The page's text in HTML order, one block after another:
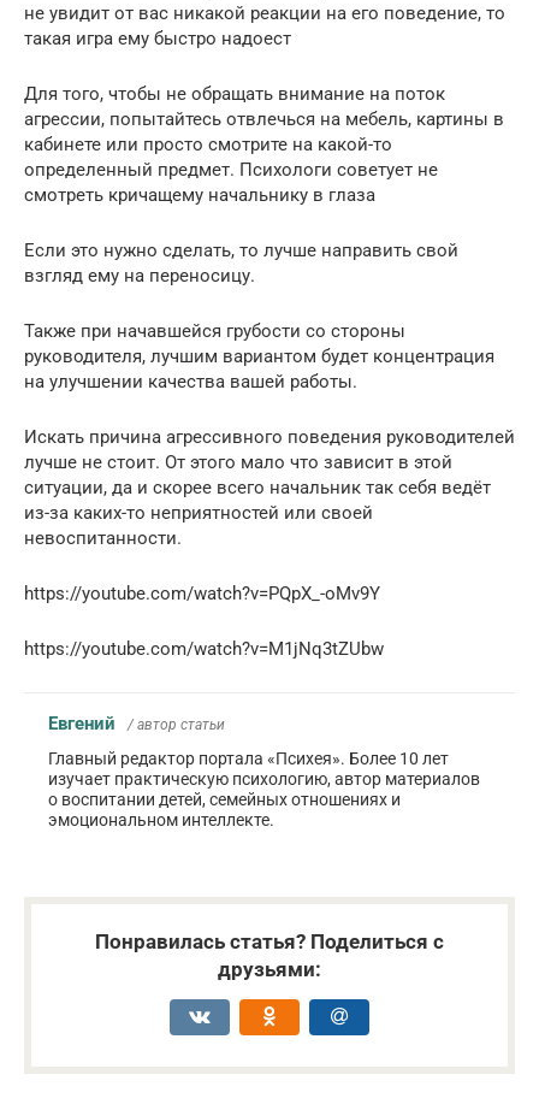
не увидит от вас никакой реакции на его поведение, то
такая игра ему быстро надоест
Для того, чтобы не обращать внимание на поток
агрессии, попытайтесь отвлечься на мебель, картины в
кабинете или просто смотрите на какой-то
определенный предмет. Психологи советует не
смотреть кричащему начальнику в глаза
Если это нужно сделать, то лучше направить свой
взгляд ему на переносицу.
Также при начавшейся грубости со стороны
руководителя, лучшим вариантом будет концентрация
на улучшении качества вашей работы.
Искать причина агрессивного поведения руководителей
лучше не стоит. От этого мало что зависит в этой
ситуации, да и скорее всего начальник так себя ведёт
из-за каких-то неприятностей или своей
невоспитанности.
https://youtube.com/watch?v=PQpX_-oMv9Y
https://youtube.com/watch?v=M1jNq3tZUbw
Евгений / автор статьи
Главный редактор портала «Психея». Более 10 лет
изучает практическую психологию, автор материалов
о воспитании детей, семейных отношениях и
эмоциональном интеллекте.
Понравилась статья? Поделиться с
друзьями: